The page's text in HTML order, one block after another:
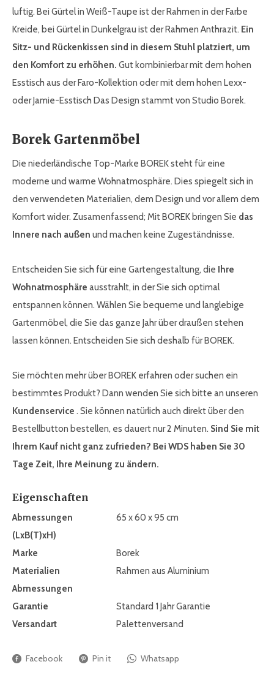
luftig. Bei Gürtel in Weiß-Taupe ist der Rahmen in der Farbe
Kreide, bei Gürtel in Dunkelgrau ist der Rahmen Anthrazit. Ein
Sitz- und Rückenkissen sind in diesem Stuhl platziert, um
den Komfort zu erhöhen. Gut kombinierbar mit dem hohen
Esstisch aus der Faro-Kollektion oder mit dem hohen Lexx-
oder Jamie-Esstisch Das Design stammt von Studio Borek.
Borek Gartenmöbel
Die niederländische Top-Marke BOREK steht für eine
moderne und warme Wohnatmosphäre. Dies spiegelt sich in
den verwendeten Materialien, dem Design und vor allem dem
Komfort wider. Zusamenfassend; Mit BOREK bringen Sie das
Innere nach außen und machen keine Zugeständnisse.
Entscheiden Sie sich für eine Gartengestaltung, die Ihre
Wohnatmosphäre ausstrahlt, in der Sie sich optimal
entspannen können. Wählen Sie bequeme und langlebige
Gartenmöbel, die Sie das ganze Jahr über draußen stehen
lassen können. Entscheiden Sie sich deshalb für BOREK.
Sie möchten mehr über BOREK erfahren oder suchen ein
bestimmtes Produkt? Dann wenden Sie sich bitte an unseren
Kundenservice . Sie können natürlich auch direkt über den
Bestellbutton bestellen, es dauert nur 2 Minuten. Sind Sie mit
Ihrem Kauf nicht ganz zufrieden? Bei WDS haben Sie 30
Tage Zeit, Ihre Meinung zu ändern.
Eigenschaften
Abmessungen
(LxB(T)xH)
65 x 60 x 95 cm
Marke
Borek
Materialien
Rahmen aus Aluminium
Abmessungen
Garantie
Standard 1 Jahr Garantie
Versandart
Palettenversand
Facebook Pin it Whatsapp